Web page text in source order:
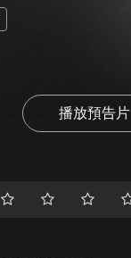
播放預告片